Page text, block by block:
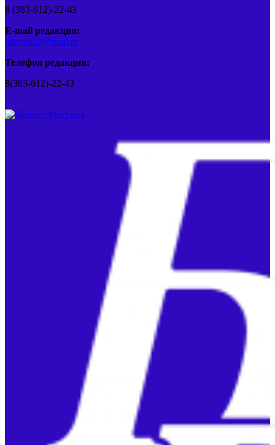
8 (383-612)-22-43
E-mail редакции:
barvest20@mail.ru
Телефон редакции:
8(383-612)-22-43